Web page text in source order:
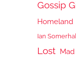
Gossip
Homeland
Ian
Lost